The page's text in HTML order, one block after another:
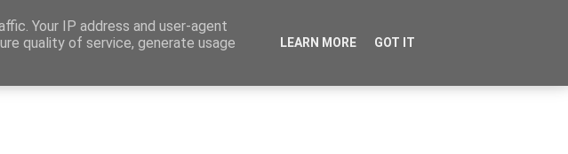
Your IP address and user-agent
quality of service, generate usage
LEARN MORE GOT IT